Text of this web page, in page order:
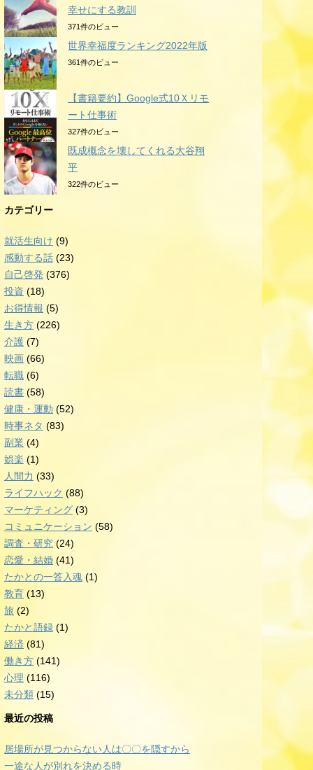
幸せにする教訓
371件のビュー
世界幸福度ランキング2022年版
361件のビュー
【書籍要約】Google式10Ｘリモ
ート仕事術
327件のビュー
既成概念を壊してくれる大谷翔
平
322件のビュー
カテゴリー
就活生向け (9)
感動する話 (23)
自己啓発 (376)
投資 (18)
お得情報 (5)
生き方 (226)
介護 (7)
映画 (66)
転職 (6)
読書 (58)
健康・運動 (52)
時事ネタ (83)
副業 (4)
娯楽 (1)
人間力 (33)
ライフハック (88)
マーケティング (3)
コミュニケーション (58)
調査・研究 (24)
恋愛・結婚 (41)
たかとの一答入魂 (1)
教育 (13)
旅 (2)
たかと語録 (1)
経済 (81)
働き方 (141)
心理 (116)
未分類 (15)
最近の投稿
居場所が見つからない人は〇〇を隠すから
一途な人が別れを決める時